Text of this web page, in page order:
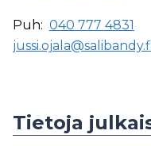
Puh: 040 777 4831
Tietoja